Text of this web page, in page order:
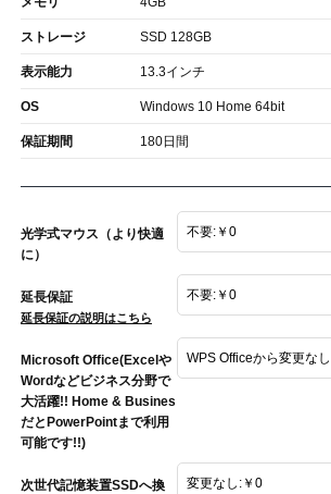
ストレージ SSD 128GB
表示能力 13.3インチ
OS Windows 10 Home 64bit
保証期間 180日間
光学式マウス（より快適
に）
延長保証
延長保証の説明はこちら
Microsoft Office(Excelや
Wordなどビジネス分野で
大活躍!! Home & Busines
だとPowerPointまで利用
可能です!!)
次世代記憶装置SSDへ換